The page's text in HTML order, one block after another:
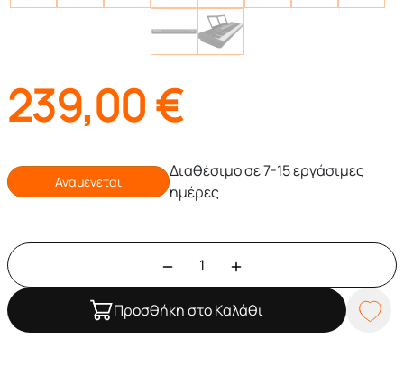
239,00€
Αναμένεται
Διαθέσιμο σε 7-15 εργάσιμες
ημέρες
Προσθήκη στο Καλάθι